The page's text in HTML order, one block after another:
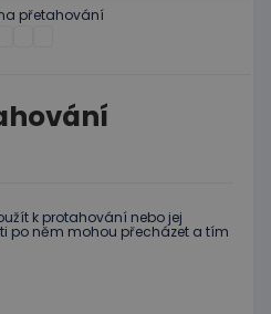
k protahování nebo jej
po něm mohou přecházet a tím